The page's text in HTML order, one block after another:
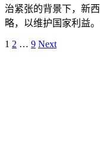
治紧张的背景下，新
略，以维护国家利益
Posts
1 2 … 9 Next